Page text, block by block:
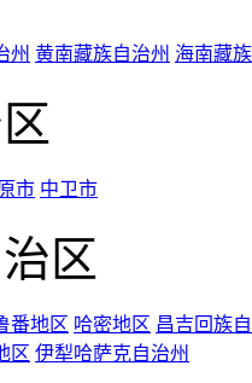
州 黄南藏族自治州 海南藏
市 中卫市
区
番地区 哈密地区 昌吉回族
区 伊犁哈萨克自治州